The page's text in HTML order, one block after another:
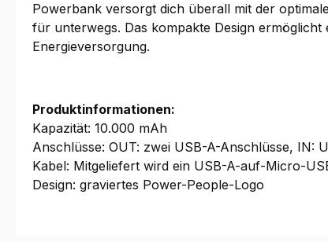
Powerbank versorgt dich überall mit der
für unterwegs. Das kompakte Design
Energieversorgung.
Produktinformationen:
Kapazität: 10.000 mAh
Anschlüsse: OUT: zwei USB-A-Anschlüsse, IN:
Kabel: Mitgeliefert wird ein USB-A-auf-Micro-
Design: graviertes Power-People-Logo